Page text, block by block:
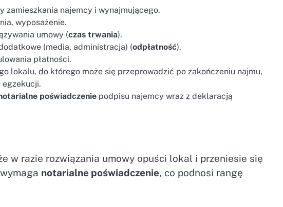
zamieszkania najemcy i wynajmującego.
wyposażenie.
umowy (czas trwania).
(media, administracja) (odpłatność).
płatności.
lokalu, do którego może się przeprowadzić po zakończeniu najmu,
egzekucji.
poświadczenie podpisu najemcy wraz z deklaracją
w razie rozwiązania umowy opuści lokal i przeniesie się
notarialne poświadczenie, co podnosi rangę